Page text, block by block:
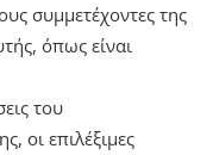
συμμετέχοντες της
όπως είναι
του
οι επιλέξιμες